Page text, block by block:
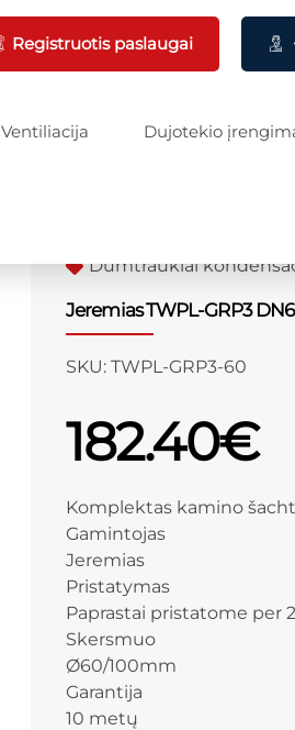
Registruotis paslaugai
Ventiliacija Dujotekio
Dūmtraukiai
Jeremias TWPL-GRP3
SKU: TWPL-GRP3-60
182.40€
Komplektas kamino
Gamintojas
Jeremias
Pristatymas
Paprastai pristatome per
Skersmuo
Ø60/100mm
Garantija
10 metų